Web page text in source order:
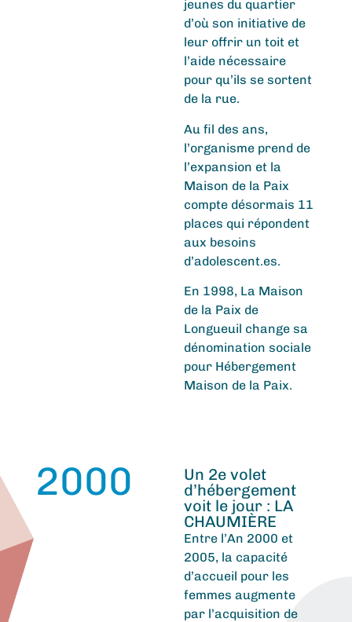
jeunes du quartier
d’où son initiative de
leur offrir un toit et
l’aide nécessaire
pour qu’ils se sortent
de la rue.
Au fil des ans,
l’organisme prend de
l’expansion et la
Maison de la Paix
compte désormais 11
places qui répondent
aux besoins
d’adolescent.es.
En 1998, La Maison
de la Paix de
Longueuil change sa
dénomination sociale
pour Hébergement
Maison de la Paix.
2000
Un 2e volet
d’hébergement
voit le jour : LA
CHAUMIÈRE
Entre l’An 2000 et
2005, la capacité
d’accueil pour les
femmes augmente
par l’acquisition de